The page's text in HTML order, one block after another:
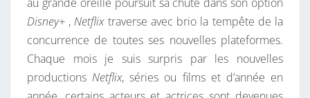
Disney+ ,Netflixtraverse avec brio la tempête de la
concurrence de toutes ses nouvelles plateformes.
Chaque mois je suis surpris par les nouvelles
productionsNetflix, séries ou films et d’année en